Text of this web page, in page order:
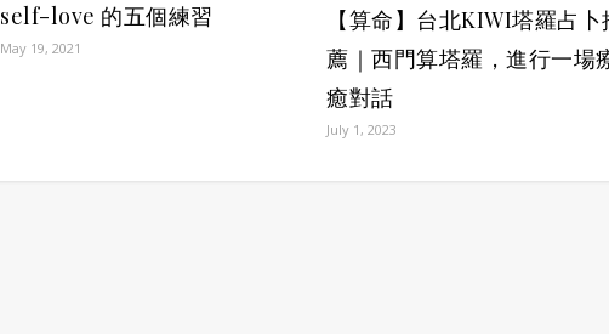
self-love 的五個練習
May 19, 2021
【算命】台北KIWI塔羅占卜
薦｜西門算塔羅，進行一場
癒對話
July 1, 2023